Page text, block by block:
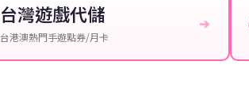
台灣遊戲代儲
台港澳熱門手遊點券/月卡
➔